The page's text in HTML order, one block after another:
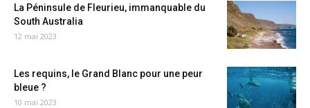
La Péninsule de Fleurieu, immanquable du
South Australia
12 mai 2023
Les requins, le Grand Blanc pour une peur
bleue ?
10 mai 2023